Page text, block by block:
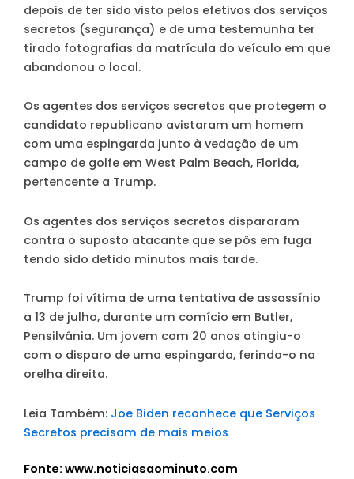
depois de ter sido visto pelos efetivos dos serviços
secretos (segurança) e de uma testemunha ter
tirado fotografias da matrícula do veículo em que
abandonou o local.
Os agentes dos serviços secretos que protegem o
candidato republicano avistaram um homem
com uma espingarda junto à vedação de um
campo de golfe em West Palm Beach, Florida,
pertencente a Trump.
Os agentes dos serviços secretos dispararam
contra o suposto atacante que se pôs em fuga
tendo sido detido minutos mais tarde.
Trump foi vítima de uma tentativa de assassínio
a 13 de julho, durante um comício em Butler,
Pensilvânia. Um jovem com 20 anos atingiu-o
com o disparo de uma espingarda, ferindo-o na
orelha direita.
Leia Também: Joe Biden reconhece que Serviços
Secretos precisam de mais meios
Fonte: www.noticiasaominuto.com